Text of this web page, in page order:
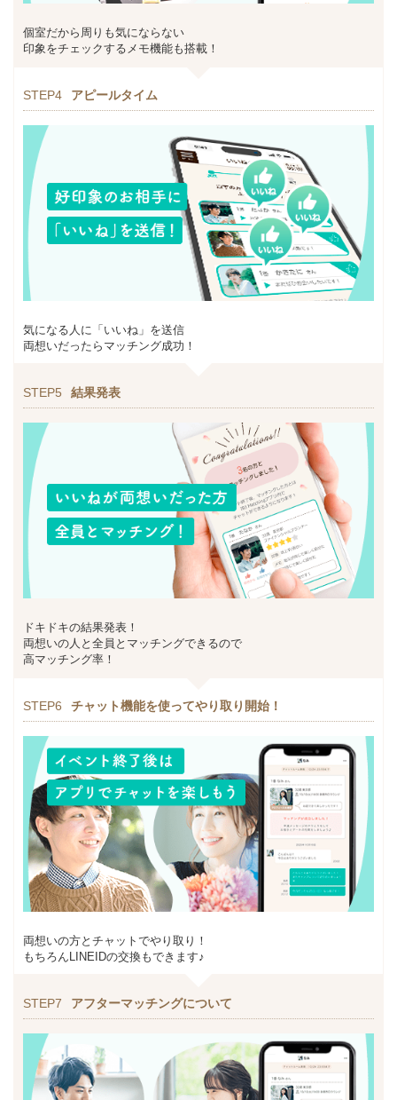
個室だから周りも気にならない
印象をチェックするメモ機能も搭載！
STEP4 アピールタイム
気になる人に「いいね」を送信
両想いだったらマッチング成功！
STEP5 結果発表
ドキドキの結果発表！
両想いの人と全員とマッチングできるので
高マッチング率！
STEP6 チャット機能を使ってやり取り開始！
両想いの方とチャットでやり取り！
もちろんLINEIDの交換もできます♪
STEP7 アフターマッチングについて